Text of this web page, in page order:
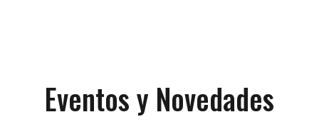
Eventos y Novedades